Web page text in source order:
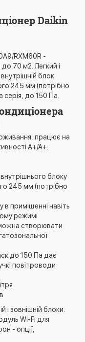
Daikin
RXM60R -
70 м2. Легкий і
блок
245 мм (потрібно
до 150 Па.
працює на
А+/А+.
блоку
245 мм (потрібно
приміщенні навіть
режимі
можна створювати
до 150 Па дає
повітроводи
і зовнішній блоки.
Wi-Fi для
- опції,